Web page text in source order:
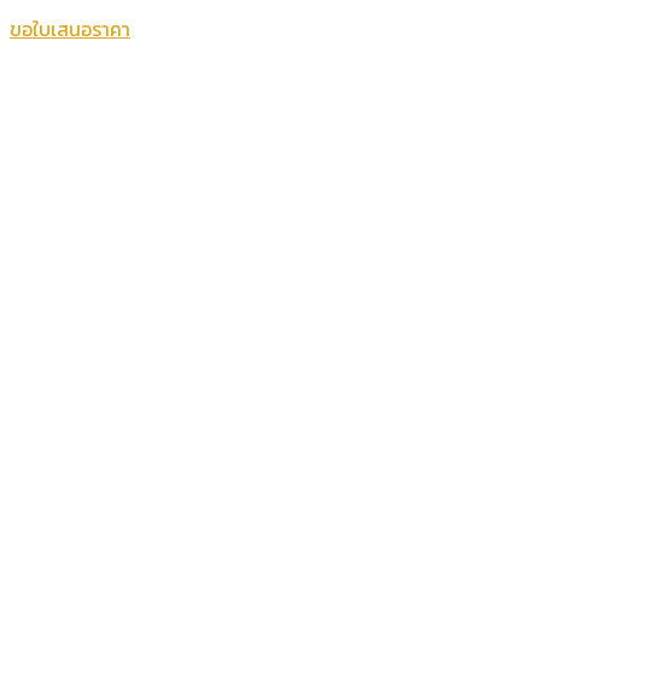
ขอใบเสนอราคา